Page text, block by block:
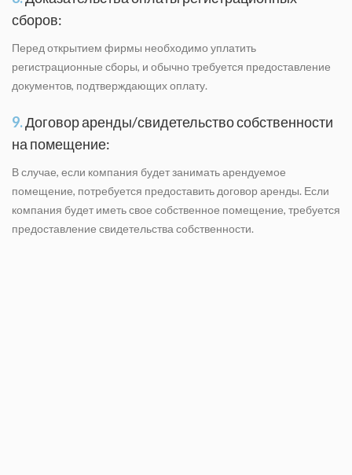
сборов:
Перед открытием фирмы необходимо уплатить
регистрационные сборы, и обычно требуется предоставление
документов, подтверждающих оплату.
9.Договор аренды/свидетельство собственности
на помещение:
В случае, если компания будет занимать арендуемое
помещение, потребуется предоставить договор аренды. Если
компания будет иметь свое собственное помещение, требуется
предоставление свидетельства собственности.